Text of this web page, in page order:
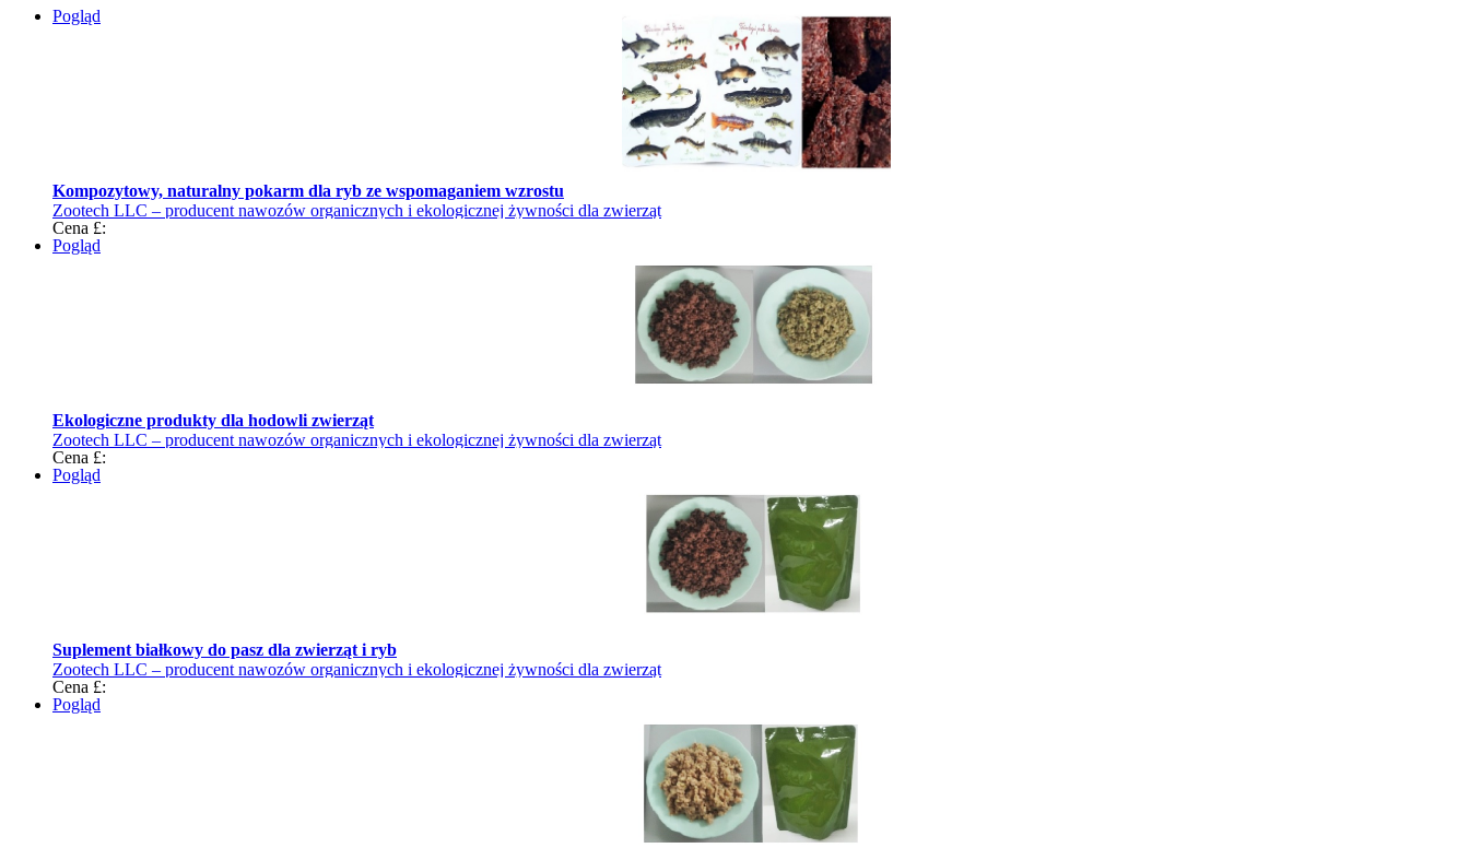
Pogląd
Kompozytowy, naturalny pokarm dla ryb ze wspomaganiem wzrostu
Zootech LLC – producent nawozów organicznych i ekologicznej żywności dla zwierząt
Cena £:
Pogląd
Ekologiczne produkty dla hodowli zwierząt
Zootech LLC – producent nawozów organicznych i ekologicznej żywności dla zwierząt
Cena £:
Pogląd
Suplement białkowy do pasz dla zwierząt i ryb
Zootech LLC – producent nawozów organicznych i ekologicznej żywności dla zwierząt
Cena £:
Pogląd